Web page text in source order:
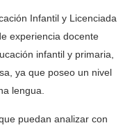
Infantil y Licenciada
experiencia docente
infantil y primaria,
ya que poseo un nivel
lengua.
puedan analizar con